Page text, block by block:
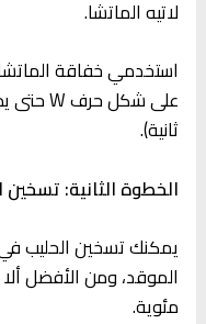
لاتيه الماتشا.
استخدمي خفاقة
ثانية).
الخطوة الثانية: تسخين
يمكنك تسخين الحليب
مئوية.